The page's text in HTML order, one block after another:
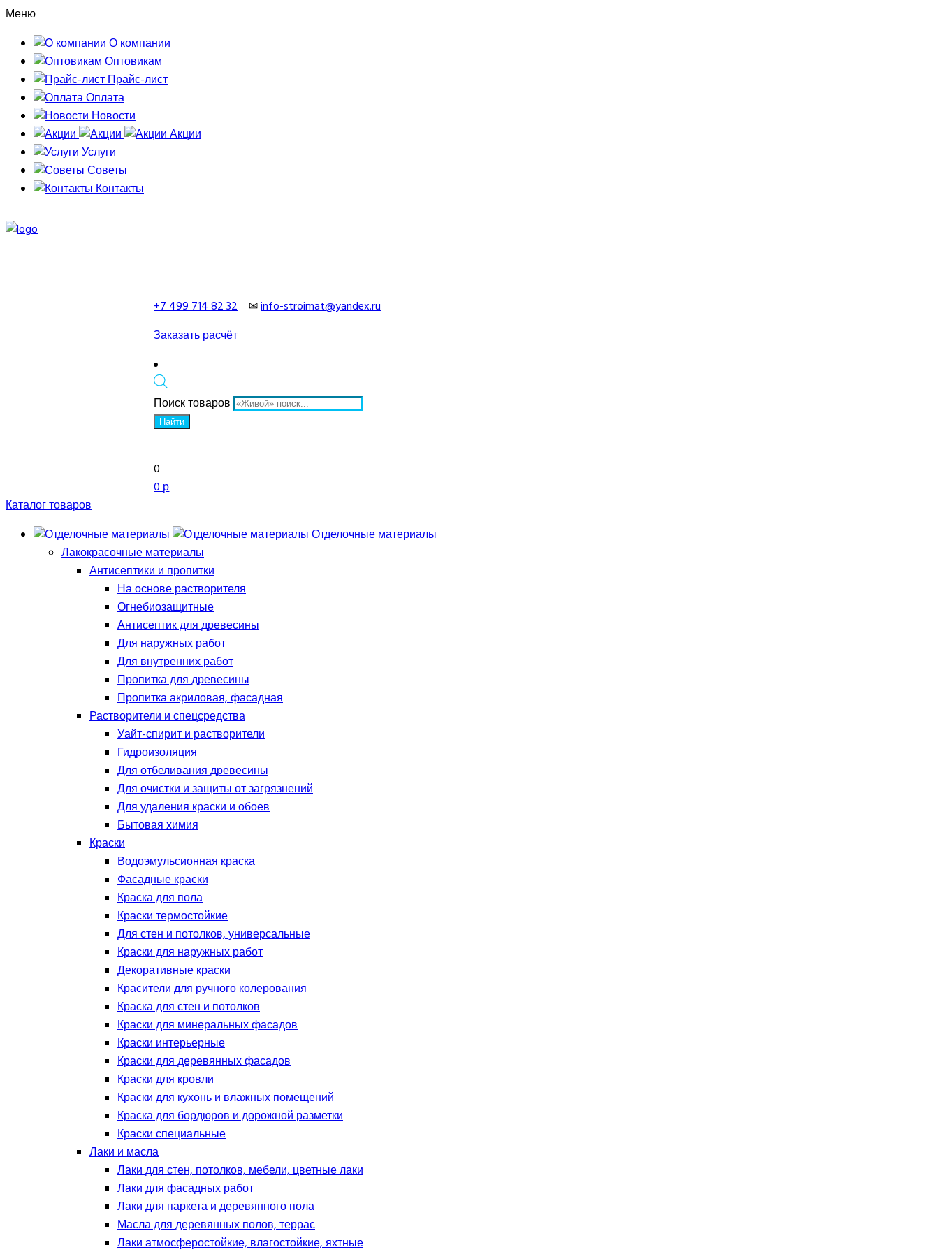
Меню
О компании
Оптовикам
Прайс-лист
Оплата
Новости
Акции
Услуги
Советы
Контакты
+7 499 714 82 32✉info-stroimat@yandex.ru
Заказать расчёт
Поиск товаров
Найти
0
0 р
Каталог товаров
Отделочные материалы
Лакокрасочные материалы
Антисептики и пропитки
На основе растворителя
Огнебиозащитные
Антисептик для древесины
Для наружных работ
Для внутренних работ
Пропитка для древесины
Пропитка акриловая, фасадная
Растворители и спецсредства
Уайт-спирит и растворители
Гидроизоляция
Для отбеливания древесины
Для очистки и защиты от загрязнений
Для удаления краски и обоев
Бытовая химия
Краски
Водоэмульсионная краска
Фасадные краски
Краска для пола
Краски термостойкие
Для стен и потолков, универсальные
Краски для наружных работ
Декоративные краски
Красители для ручного колерования
Краска для стен и потолков
Краски для минеральных фасадов
Краски интерьерные
Краски для деревянных фасадов
Краски для кровли
Краски для кухонь и влажных помещений
Краска для бордюров и дорожной разметки
Краски специальные
Лаки и масла
Лаки для стен, потолков, мебели, цветные лаки
Лаки для фасадных работ
Лаки для паркета и деревянного пола
Масла для деревянных полов, террас
Лаки атмосферостойкие, влагостойкие, яхтные